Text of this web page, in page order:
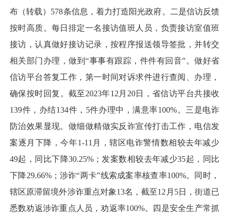
布（转载）578条信息，着力打造阳光政府。二是信访反馈
按时高质。每日排定一名接访值班人员，负责接访室值班
接访，认真做好接访记录，按程序报送领导签批，并转交
相关部门办理，做到“事事有跟踪，件件有回音”。做好省
信访平台答复工作，第一时间对诉求件进行查阅、办理，
确保按时回复。截至2023年12月20日，省信访平台共接收
139件，办结134件，5件办理中，满意率100%。三是电诈
防治效果显现。做细做精做实反诈宣传打击工作，电信发
案逐月下降，今年1-11月，辖区电诈警情数相较去年减少
49起，同比下降30.25%；发案数相较去年减少35起，同比
下降29.66%；涉诈“两卡”线索成案率核查率100%。同时，
辖区原滞留境外涉诈重点对象13名，截至12月5日，街道已
悉数劝返涉诈重点人员，劝返率100%。四是安全生产常抓